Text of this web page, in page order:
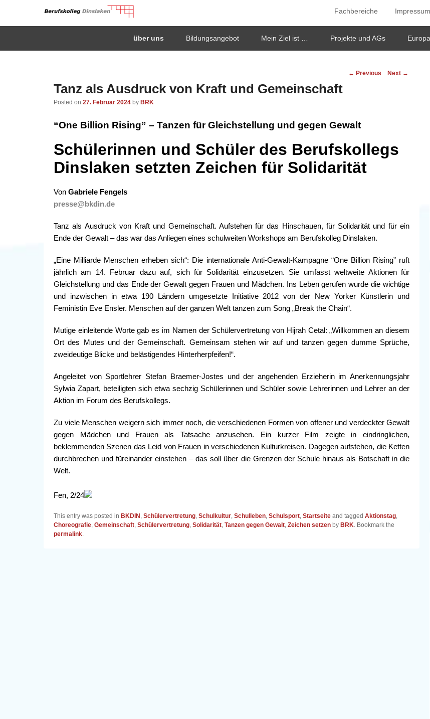
Fachbereiche
Berufskolleg Dinslaken
Schule der Sekundarstufe II des Kreises Wesel
über uns Bildungsangebot Mein Ziel ist … Projekte und AGs Europa
Post
← Previous Next →
Tanz als Ausdruck von Kraft und Gemeinschaft
Posted on 27. Februar 2024 by BRK
“One Billion Rising” – Tanzen für Gleichstellung und gegen Gewalt
Schülerinnen und Schüler des Berufskollegs
Dinslaken setzten Zeichen für Solidarität
Von Gabriele Fengels
presse@bkdin.de
Tanz als Ausdruck von Kraft und Gemeinschaft. Aufstehen für das Hinschauen, für Solidarität und für ein
Ende der Gewalt – das war das Anliegen eines schulweiten Workshops am Berufskolleg Dinslaken.
„Eine Milliarde Menschen erheben sich“: Die internationale Anti-Gewalt-Kampagne “One Billion Rising” ruft
jährlich am 14. Februar dazu auf, sich für Solidarität einzusetzen. Sie umfasst weltweite Aktionen für
Gleichstellung und das Ende der Gewalt gegen Frauen und Mädchen. Ins Leben gerufen wurde die wichtige
und inzwischen in etwa 190 Ländern umgesetzte Initiative 2012 von der New Yorker Künstlerin und
Feministin Eve Ensler. Menschen auf der ganzen Welt tanzen zum Song „Break the Chain“.
Mutige einleitende Worte gab es im Namen der Schülervertretung von Hijrah Cetal: „Willkommen an diesem
Ort des Mutes und der Gemeinschaft. Gemeinsam stehen wir auf und tanzen gegen dumme Sprüche,
zweideutige Blicke und belästigendes Hinterherpfeifen!“.
Angeleitet von Sportlehrer Stefan Braemer-Jostes und der angehenden Erzieherin im Anerkennungsjahr
Sylwia Zapart, beteiligten sich etwa sechzig Schülerinnen und Schüler sowie Lehrerinnen und Lehrer an der
Aktion im Forum des Berufskollegs.
Zu viele Menschen weigern sich immer noch, die verschiedenen Formen von offener und verdeckter Gewalt
gegen Mädchen und Frauen als Tatsache anzusehen. Ein kurzer Film zeigte in eindringlichen,
beklemmenden Szenen das Leid von Frauen in verschiedenen Kulturkreisen. Dagegen aufstehen, die Ketten
durchbrechen und füreinander einstehen – das soll über die Grenzen der Schule hinaus als Botschaft in die
Welt.
Fen, 2/24
This entry was posted in BKDIN Schülervertretung Schulkultur Schulleben Schulsport Startseite and tagged Aktionstag
Choreografie Gemeinschaft Schülervertretung Solidarität Tanzen gegen Gewalt Zeichen setzen by BRK . Bookmark the
permalink